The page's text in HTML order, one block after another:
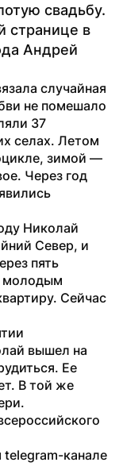
свадьбу.
странице в
Андрей
случайная
не помешало
37
селах. Летом
зимой —
Через год
Николай
Север, и
пять
молодым
Сейчас
вышел на
Ее
В той же